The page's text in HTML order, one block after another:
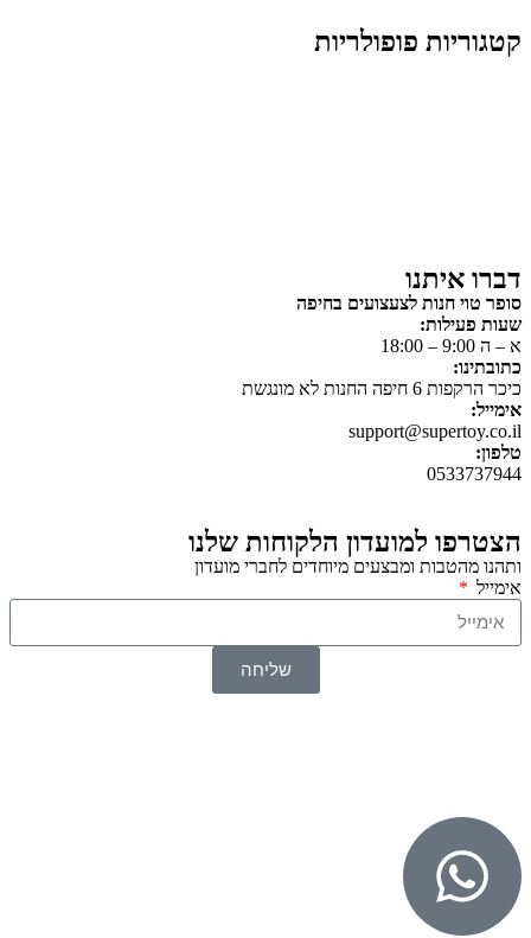
קטגוריות פופולריות
דברו איתנו
סופר טוי חנות לצעצועים בחיפה
שעות פעילות:
א – ה 9:00 – 18:00
כתובתינו:
כיכר הרקפות 6 חיפה החנות לא מונגשת
אימייל:
support@supertoy.co.il
טלפון:
0533737944
הצטרפו למועדון הלקוחות שלנו
ותהנו מהטבות ומבצעים מיוחדים לחברי מועדון
אימייל
שליחה